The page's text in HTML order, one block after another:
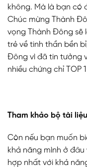
không. Mà là bạn có
Chúc mừng Thành
vọng Thành Đông
trẻ về tinh thần bền
Đông vì đã tin tưởng
nhiều chứng chỉ TOP
Tham khảo bộ tài liệu
Còn nếu bạn muốn
khả năng mình ở
hợp nhất với khả